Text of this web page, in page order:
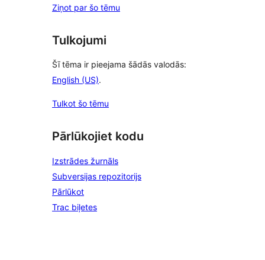
Ziņot par šo tēmu
Tulkojumi
Šī tēma ir pieejama šādās valodās:
English (US).
Tulkot šo tēmu
Pārlūkojiet kodu
Izstrādes žurnāls
Subversijas repozitorijs
Pārlūkot
Trac biļetes